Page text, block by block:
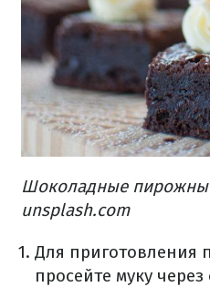
Шоколадные
unsplash.com
Для приготовления
просейте муку